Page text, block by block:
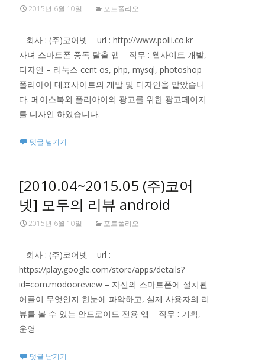
2015년 6월 10일 포트폴리오
– 회사 : (주)코어넷 – url : http://www.polii.co.kr –
자녀 스마트폰 중독 탈출 앱 – 직무 : 웹사이트 개발,
디자인 – 리눅스 cent os, php, mysql, photoshop
폴리아이 대표사이트의 개발 및 디자인을 맡았습니
다. 페이스북외 폴리아이의 광고를 위한 광고페이지
를 디자인 하였습니다.
댓글 남기기
[2010.04~2015.05 (주)코어
넷] 모두의 리뷰 android
2015년 6월 10일 포트폴리오
– 회사 : (주)코어넷 – url :
https://play.google.com/store/apps/details?
id=com.modooreview – 자신의 스마트폰에 설치된
어플이 무엇인지 한눈에 파악하고, 실제 사용자의 리
뷰를 볼 수 있는 안드로이드 전용 앱 – 직무 : 기획,
운영
댓글 남기기